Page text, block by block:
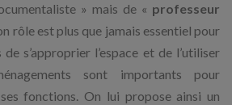
» mais de « professeur
rôle est plus que jamais essentiel pour
s’approprier l’espace et de l’utiliser
sont importants pour
fonctions. On lui propose ainsi un